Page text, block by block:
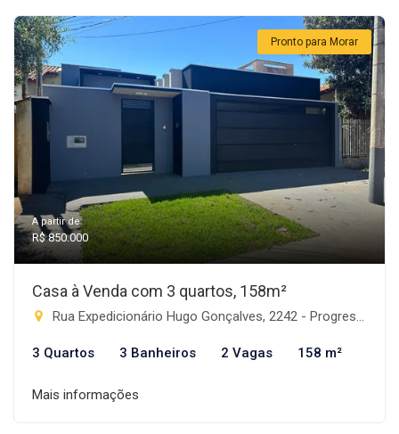
Pronto para Morar
A partir de:
R$ 850.000
Casa à Venda com 3 quartos, 158m²
Rua Expedicionário Hugo Gonçalves, 2242 - Progresso, Rio Brilhante-MS
3 Quartos 3 Banheiros 2 Vagas 158 m²
Mais informações